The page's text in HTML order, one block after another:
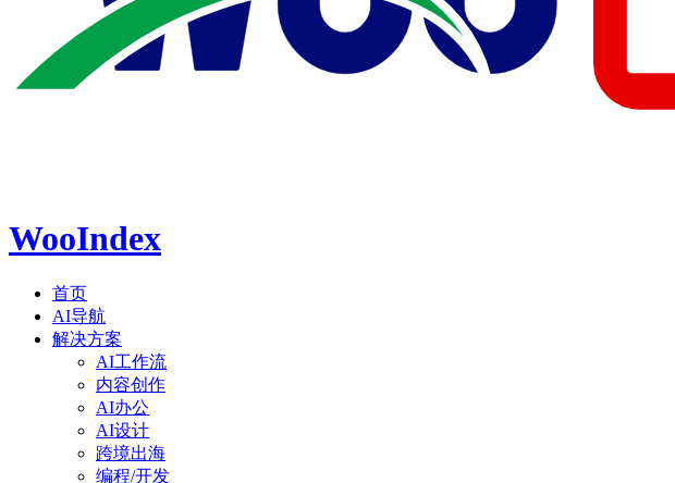
WooIndex
首页
AI导航
解决方案
AI工作流
内容创作
AI办公
AI设计
跨境出海
编程/开发